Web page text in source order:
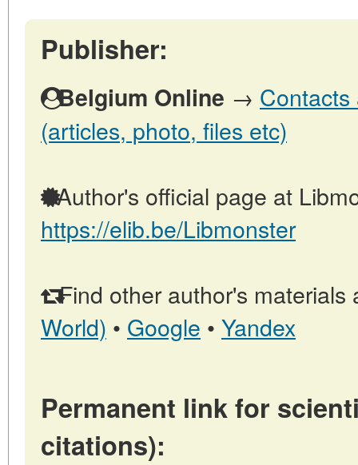
Publisher:
Belgium Online →
(articles, photo, files etc)
Author's official page at
https://elib.be/Libmonster
Find other author's materials
World) • Google • Yandex
Permanent link for
citations):